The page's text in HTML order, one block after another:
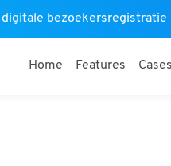
bezoekersregistratie
Home Features Cases